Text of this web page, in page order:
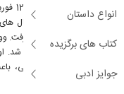
انواع داستان
کتاب های برگزیده
جوایز ادبی
اوهایو به دنیا آمد. او سال
هفت سالگی به بروکلین رفت.
کتاب های کودک مشغول شد.
جلب کرد و همین آشنایی،
نوجوان گردید.